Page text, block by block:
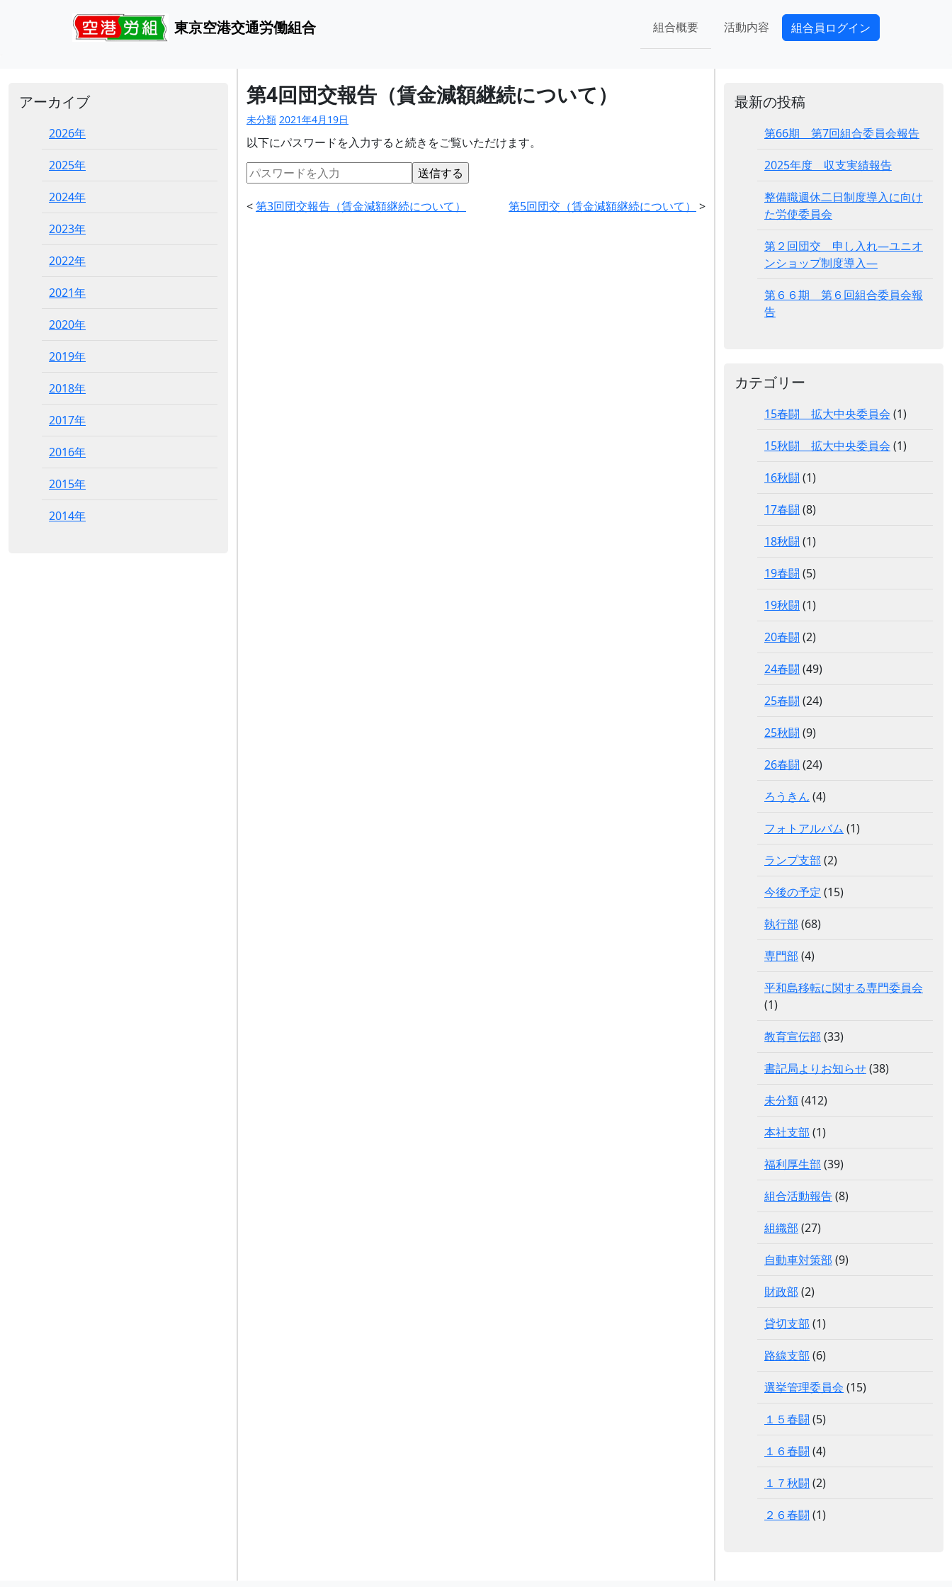
東京空港交通労働組合 組合概要 活動内容 組合員ログイン
アーカイブ
2026年
2025年
2024年
2023年
2022年
2021年
2020年
2019年
2018年
2017年
2016年
2015年
2014年
第4回団交報告（賃金減額継続について）
未分類 2021年4月19日
以下にパスワードを入力すると続きをご覧いただけます。
<第3回団交報告（賃金減額継続について） 第5回団交（賃金減額継続について） >
最新の投稿
第66期 第7回組合委員会報告
2025年度 収支実績報告
整備職週休二日制度導入に向け
た労使委員会
第２回団交 申し入れ―ユニオ
ンショップ制度導入―
第６６期 第６回組合委員会報
告
カテゴリー
15春闘 拡大中央委員会 (1)
15秋闘 拡大中央委員会 (1)
16秋闘 (1)
17春闘 (8)
18秋闘 (1)
19春闘 (5)
19秋闘 (1)
20春闘 (2)
24春闘 (49)
25春闘 (24)
25秋闘 (9)
26春闘 (24)
ろうきん (4)
フォトアルバム (1)
ランプ支部 (2)
今後の予定 (15)
執行部 (68)
専門部 (4)
平和島移転に関する専門委員会
(1)
教育宣伝部 (33)
書記局よりお知らせ(38)
未分類(412)
本社支部 (1)
福利厚生部 (39)
組合活動報告(8)
組織部 (27)
自動車対策部 (9)
財政部 (2)
貸切支部 (1)
路線支部 (6)
選挙管理委員会 (15)
１５春闘 (5)
１６春闘 (4)
１７秋闘 (2)
２６春闘 (1)